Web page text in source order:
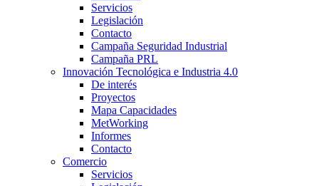
Servicios
Legislación
Contacto
Campaña Seguridad Industrial
Campaña PRL
Innovación Tecnológica e Industria 4.0
De interés
Proyectos
Mapa Capacidades
MetWorking
Informes
Contacto
Comercio
Servicios